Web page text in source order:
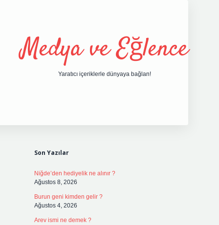
Medya ve Eğlence
Yaratıcı içeriklerle dünyaya bağlan!
Son Yazılar
Niğde’den hediyelik ne alınır ?
Ağustos 8, 2026
Burun geni kimden gelir ?
Ağustos 4, 2026
Arev ismi ne demek ?